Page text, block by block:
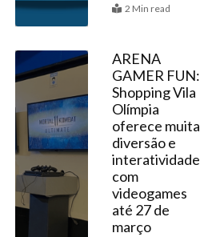
2 Min read
Agenda
ARENA
GAMER FUN:
Shopping Vila
Olímpia
oferece muita
diversão e
interatividade
com
videogames
até 27 de
março